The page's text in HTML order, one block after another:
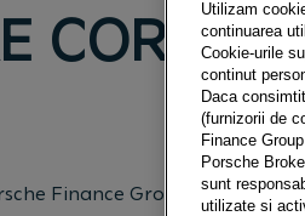
Finance Group de la care
Utilizam
continuarea
Cookie-urile
continut
Daca
(furnizorii de
Finance
Porsche
sunt
utilizate si